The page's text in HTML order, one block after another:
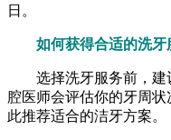
日。
如何获得合适的洗牙
选择洗牙服务前，建
腔医师会评估你的牙周
此推荐适合的洁牙方案。